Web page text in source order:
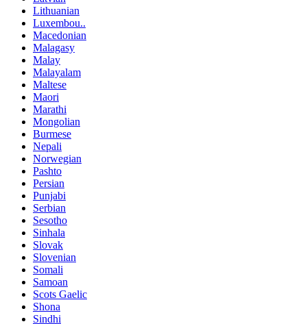
Lithuanian
Luxembou..
Macedonian
Malagasy
Malay
Malayalam
Maltese
Maori
Marathi
Mongolian
Burmese
Nepali
Norwegian
Pashto
Persian
Punjabi
Serbian
Sesotho
Sinhala
Slovak
Slovenian
Somali
Samoan
Scots Gaelic
Shona
Sindhi